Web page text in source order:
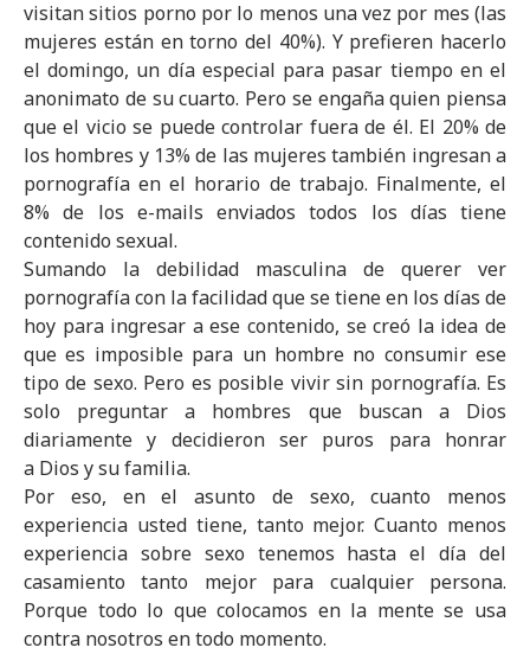
visitan sitios porno por lo menos una vez por mes (las
mujeres están en torno del 40%). Y prefieren hacerlo
el domingo, un día especial para pasar tiempo en el
anonimato de su cuarto. Pero se engaña quien piensa
que el vicio se puede controlar fuera de él. El 20% de
los hombres y 13% de las mujeres también ingresan a
pornografía en el horario de trabajo. Finalmente, el
8% de los e-mails enviados todos los días tiene
contenido sexual.
Sumando la debilidad masculina de querer ver
pornografía con la facilidad que se tiene en los días de
hoy para ingresar a ese contenido, se creó la idea de
que es imposible para un hombre no consumir ese
tipo de sexo. Pero es posible vivir sin pornografía. Es
solo preguntar a hombres que buscan a Dios
diariamente y decidieron ser puros para honrar
a Dios y su familia.
Por eso, en el asunto de sexo, cuanto menos
experiencia usted tiene, tanto mejor. Cuanto menos
experiencia sobre sexo tenemos hasta el día del
casamiento tanto mejor para cualquier persona.
Porque todo lo que colocamos en la mente se usa
contra nosotros en todo momento.